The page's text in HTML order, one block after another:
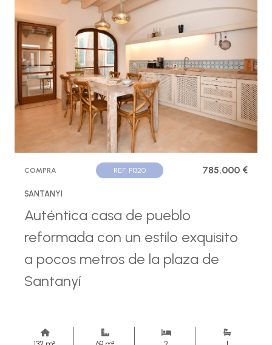
COMPRA REF. P1320 785.000 €
SANTANYI
Auténtica casa de pueblo
reformada con un estilo exquisito
a pocos metros de la plaza de
Santanyí